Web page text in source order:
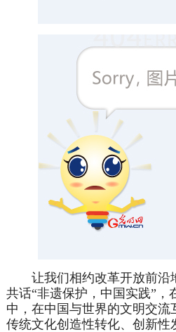
让我们相约改革开放前沿
共话“非遗保护，中国实践”，
中，在中国与世界的文明交流
传统文化创造性转化、创新性